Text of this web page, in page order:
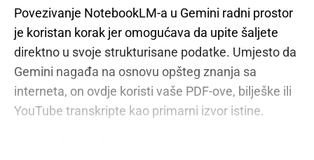
Povezivanje NotebookLM-a u Gemini radni prostor
je koristan korak jer omogućava da upite šaljete
direktno u svoje strukturisane podatke. Umjesto da
Gemini nagađa na osnovu opšteg znanja sa
interneta, on ovdje koristi vaše PDF-ove, bilješke ili
YouTube transkripte kao primarni izvor istine.